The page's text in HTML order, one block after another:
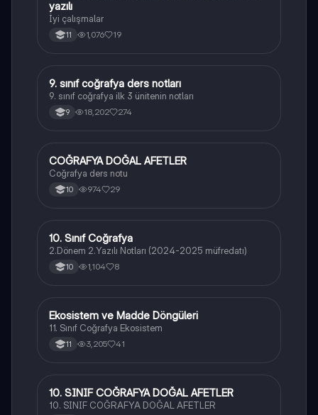
yazılı
İyi çalışmalar
11 1,076 19
Coğrafya
9. sınıf coğrafya ders notları
9. sınıf coğrafya ilk 3 ünitenin notları
9 18,202 274
Coğrafya
COĞRAFYA DOĞAL AFETLER
Coğrafya ders notu
10 974 29
Coğrafya
10. Sınıf Coğrafya
2.Dönem 2.Yazılı Notları (2024-2025 müfredatı)
10 1,104 8
Coğrafya
Ekosistem ve Madde Döngüleri
11. Sınıf Coğrafya Ekosistem
11 3,205 41
Coğrafya
10. SINIF COĞRAFYA DOĞAL AFETLER
10. SINIF COĞRAFYA DOĞAL AFETLER